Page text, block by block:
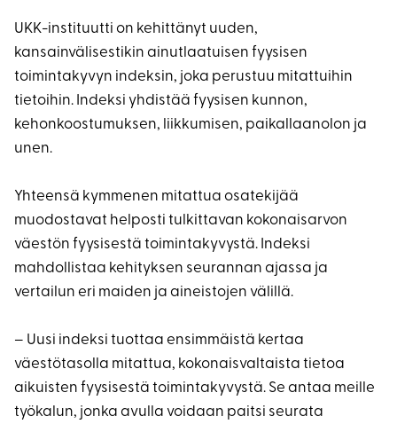
UKK-instituutti on kehittänyt uuden,
kansainvälisestikin ainutlaatuisen fyysisen
toimintakyvyn indeksin, joka perustuu mitattuihin
tietoihin. Indeksi yhdistää fyysisen kunnon,
kehonkoostumuksen, liikkumisen, paikallaanolon ja
unen.
Yhteensä kymmenen mitattua osatekijää
muodostavat helposti tulkittavan kokonaisarvon
väestön fyysisestä toimintakyvystä. Indeksi
mahdollistaa kehityksen seurannan ajassa ja
vertailun eri maiden ja aineistojen välillä.
– Uusi indeksi tuottaa ensimmäistä kertaa
väestötasolla mitattua, kokonaisvaltaista tietoa
aikuisten fyysisestä toimintakyvystä. Se antaa meille
työkalun, jonka avulla voidaan paitsi seurata